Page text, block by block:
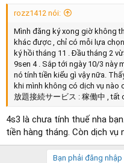
rozz1412 nói:
Mình đăng ký xong giờ không
khác được , chỉ có mỗi lựa
ký hồi tháng 11 . Đầu tháng 2
9sen 4 . Sắp tới ngày 10/3 này
nó tính tiền kiểu gì vậy nữa.
khi mình không có dịch vụ nào
放題接続サービス : 稼働中 , tất
4s3 là chưa tính thuế nha
tiền hàng tháng. Còn dịch vụ
Bạn phải đăng